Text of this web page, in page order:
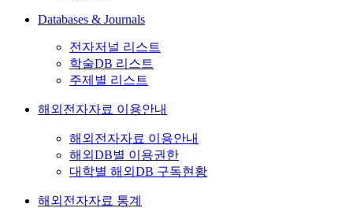
Databases & Journals
전자저널 리스트
학술DB 리스트
주제별 리스트
해외전자자료 이용안내
해외전자자료 이용안내
해외DB별 이용권한
대학별 해외DB 구독현황
해외전자자료 통계